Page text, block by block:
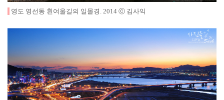
영도 영선동 흰여울길의 일몰경 . 2014 ⓒ 김사익